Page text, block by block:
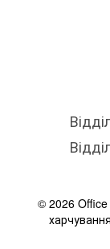
© 2026